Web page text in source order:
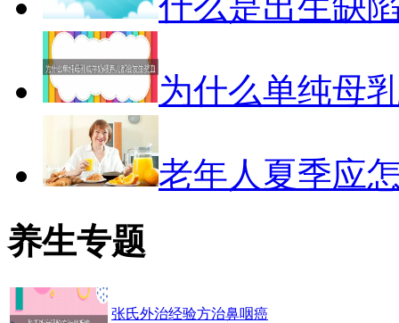
为什么单纯母
老年人夏季应
养生专题
张氏外治经验方治鼻咽癌